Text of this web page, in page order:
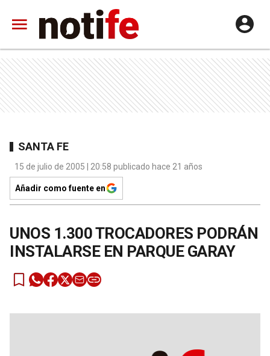
SANTA FE
15 de julio de 2005 | 20:58 publicado hace 21 años
Añadir como fuente en
UNOS 1.300 TROCADORES PODRÁN
INSTALARSE EN PARQUE GARAY